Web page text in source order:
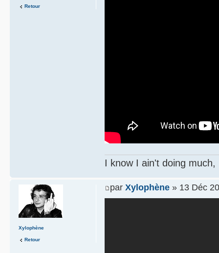
I know I ain't doing
Retour
par Xylophène » 13 Déc
Xylophène
Retour